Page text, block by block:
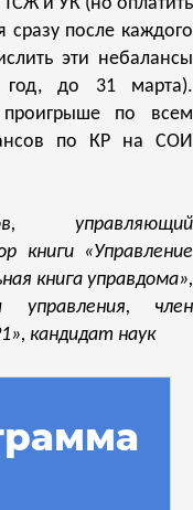
после каждого
эти небалансы
до 31 марта).
по всем
по КР на СОИ
управляющий
книги «Управление
книга управдома»,
управления, член
кандидат наук